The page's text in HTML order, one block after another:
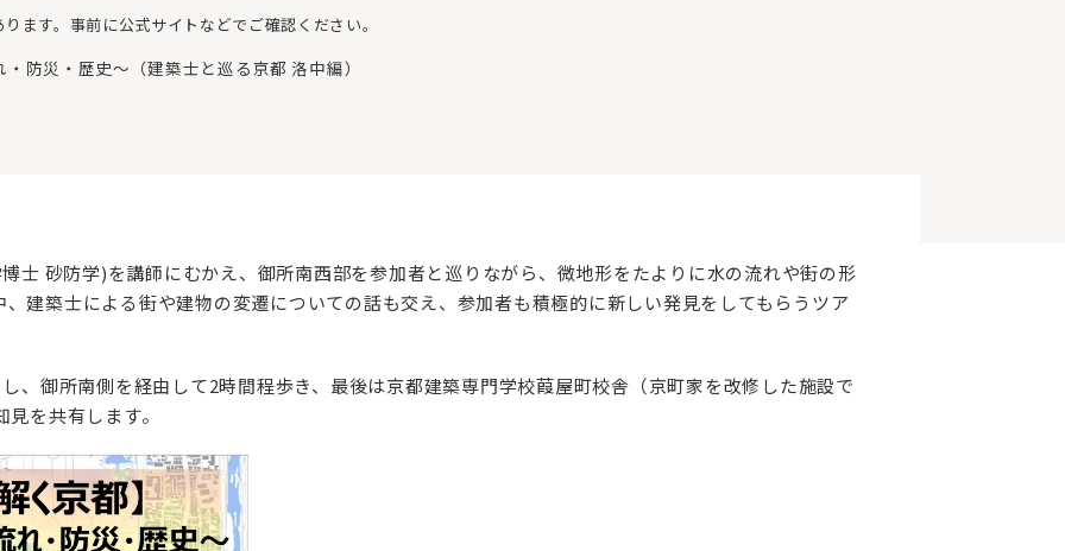
ます。事前に公式サイトなどでご確認ください。
防災・歴史～（建築士と巡る京都 洛中編）
砂防学)を講師にむかえ、御所南西部を参加者と巡りながら、微地形をたよりに水の流れや街の形
建築士による街や建物の変遷についての話も交え、参加者も積極的に新しい発見をしてもらうツア
、御所南側を経由して2時間程歩き、最後は京都建築専門学校葭屋町校舎（京町家を改修した施設で
を共有します。